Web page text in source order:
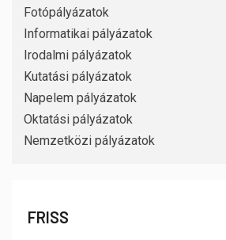
Fotópályázatok
Informatikai pályázatok
Irodalmi pályázatok
Kutatási pályázatok
Napelem pályázatok
Oktatási pályázatok
Nemzetközi pályázatok
FRISS